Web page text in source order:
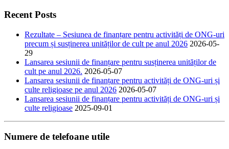
Recent Posts
Rezultate – Sesiunea de finanțare pentru activități de ONG-uri
precum și susținerea unităților de cult pe anul 2026 2026-05-
29
Lansarea sesiunii de finanțare pentru susținerea unităților de
cult pe anul 2026. 2026-05-07
Lansarea sesiunii de finanțare pentru activități de ONG-uri și
culte religioase pe anul 2026 2026-05-07
Lansarea sesiunii de finanțare pentru activități de ONG-uri și
culte religioase 2025-09-01
Numere de telefoane utile